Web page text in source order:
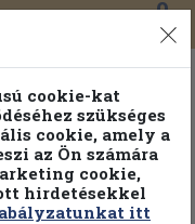
0
kötet közül
cookie-kat
szükséges
cookie, amely a
az Ön számára
cookie,
hirdetésekkel
itt